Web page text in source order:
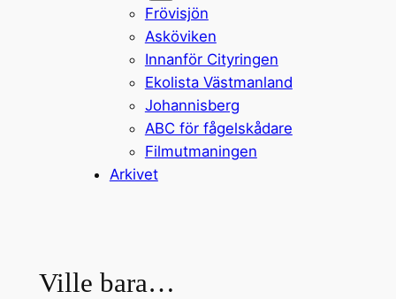
Frövisjön
Asköviken
Innanför Cityringen
Ekolista Västmanland
Johannisberg
ABC för fågelskådare
Filmutmaningen
Arkivet
Ville bara…